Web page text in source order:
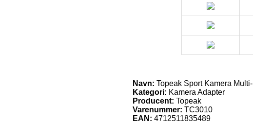
Navn: Topeak Sport Kamera
Kategori: Kamera Adapter
Producent: Topeak
Varenummer: TC3010
EAN: 4712511835489